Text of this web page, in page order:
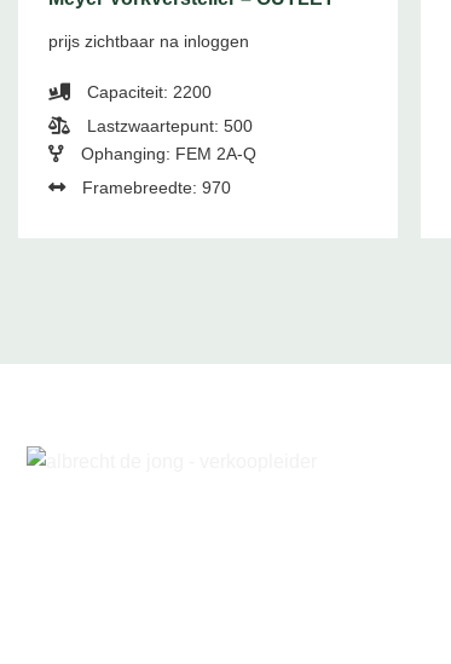
prijs zichtbaar na inloggen
Capaciteit: 2200
Lastzwaartepunt: 500
Ophanging: FEM 2A-Q
Framebreedte: 970